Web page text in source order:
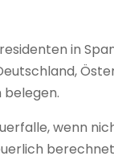
in
belegen.
wenn